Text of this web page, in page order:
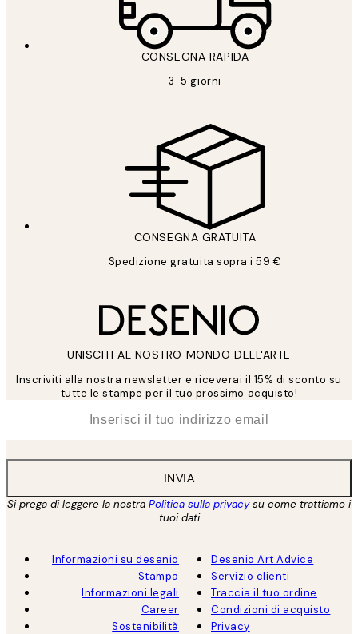
CONSEGNA RAPIDA
3-5 giorni
CONSEGNA GRATUITA
Spedizione gratuita sopra i 59 €
UNISCITI AL NOSTRO MONDO DELL'ARTE
Inscriviti alla nostra newsletter e riceverai il 15% di sconto su
tutte le stampe per il tuo prossimo acquisto!
INVIA
Si prega di leggere la nostra Politica sulla privacysu come trattiamo i
tuoi dati
Informazioni su desenio
Stampa
Informazioni legali
Career
Sostenibilità
Desenio Art Advice
Servizio clienti
Traccia il tuo ordine
Condizioni di acquisto
Privacy